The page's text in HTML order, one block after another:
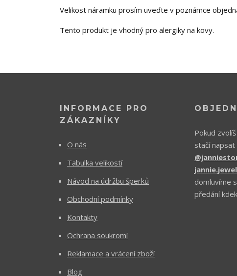
Velikost náramku prosím uveďte v poznámce
Tento produkt je vhodný pro alergiky na kovy.
INFORMACE PRO
ZÁKAZNÍKY
O nás
Tabulka velikostí
Návod na údržbu šperků
Obchodní podmínky
Kontakty
Ochrana soukromí
Reklamace a vrácení zboží
Blog
Pokud
stačí
domluvíme
předání